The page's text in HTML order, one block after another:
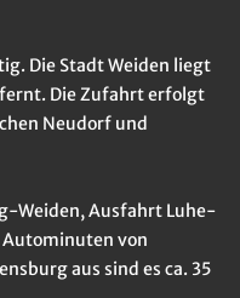
Die Stadt Weiden liegt
Die Zufahrt erfolgt
Neudorf und
Weiden, Ausfahrt Luhe-
von
aus sind es ca. 35